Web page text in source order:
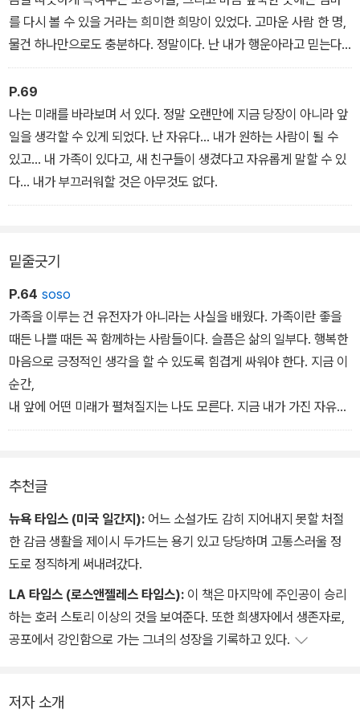
상황에서 살아남았다."
사는, 이 책은 대필 작가 없이 제이시 두가드가 직접 썼다고 밝혔다.
초등학교 5학년 때 납치당한 후 학교 교육을 한 번도 받지 못했던 그
녀가 자신의 이야기를 자신의 목소리로 담아낸 <도둑맞은 인생(a st
olen life)>은 그래서 더욱 생생하게 그녀의 생활상을 그려내고 있다.
를 다시 볼 수 있을 거라는 희미한 희망이 있었다. 고마운 사람 한 명,
물건 하나만으로도 충분하다. 정말이다. 난 내가 행운아라고 믿는다.
언젠가 제대로 된 인생을 살 수 있으리라는 믿음이 없었다면 시련을
견뎌내지 못했을 것이다.
P.69
나는 미래를 바라보며 서 있다. 정말 오랜만에 지금 당장이 아니라 앞
일을 생각할 수 있게 되었다. 난 자유다… 내가 원하는 사람이 될 수
있고… 내 가족이 있다고, 새 친구들이 생겼다고 자유롭게 말할 수 있
다… 내가 부끄러워할 것은 아무것도 없다.
밑줄긋기
P.64 soso
가족을 이루는 건 유전자가 아니라는 사실을 배웠다. 가족이란 좋을
때든 나쁠 때든 꼭 함께하는 사람들이다. 슬픔은 삶의 일부다. 행복한
마음으로 긍정적인 생각을 할 수 있도록 힘겹게 싸워야 한다. 지금 이
순간,
내 앞에 어떤 미래가 펼쳐질지는 나도 모른다. 지금 내가 가진 자유를
만끽하고 내가 몰랐던 나 자신을 발견하고 있는 중이다.
추천글
뉴욕 타임스 (미국 일간지): 어느 소설가도 감히 지어내지 못할 처절
한 감금 생활을 제이시 두가드는 용기 있고 당당하며 고통스러울 정
도로 정직하게 써내려갔다.
LA 타임스 (로스앤젤레스 타임스): 이 책은 마지막에 주인공이 승리
하는 호러 스토리 이상의 것을 보여준다. 또한 희생자에서 생존자로,
공포에서 강인함으로 가는 그녀의 성장을 기록하고 있다.
저자 소개